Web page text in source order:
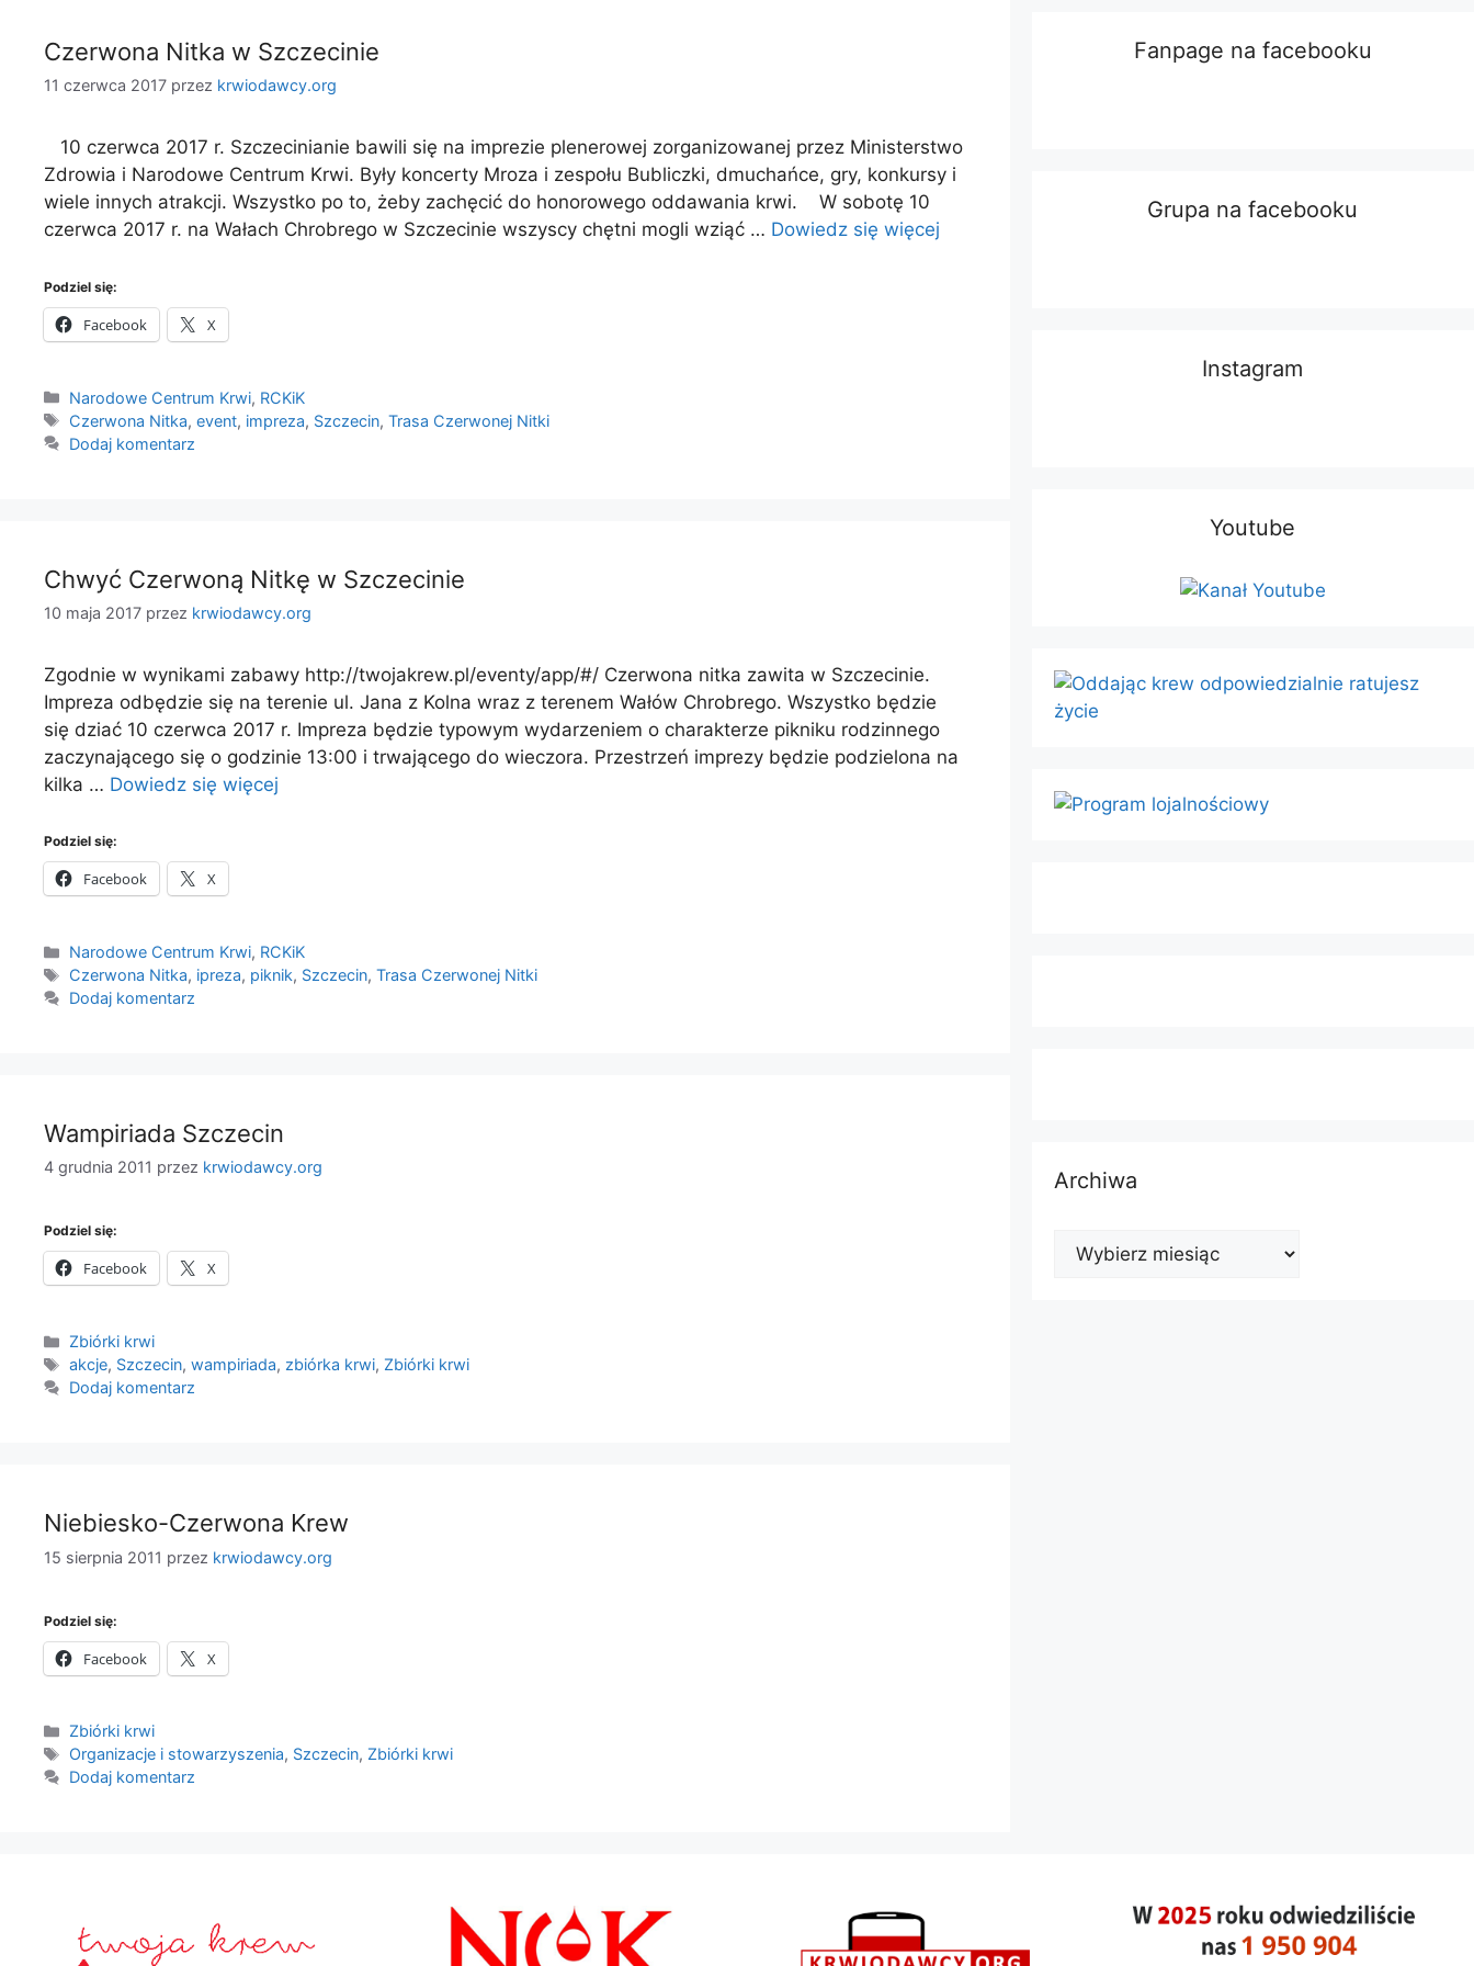
Czerwona Nitka w Szczecinie
11 czerwca 2017 przez krwiodawcy.org
10 czerwca 2017 r. Szczecinianie bawili się na imprezie plenerowej zorganizowanej przez Ministerstwo
Zdrowia i Narodowe Centrum Krwi. Były koncerty Mroza i zespołu Bubliczki, dmuchańce, gry, konkursy i
wiele innych atrakcji. Wszystko po to, żeby zachęcić do honorowego oddawania krwi. W sobotę 10
czerwca 2017 r. na Wałach Chrobrego w Szczecinie wszyscy chętni mogli wziąć … Dowiedz się więcej
Podziel się:
Facebook X
Kategorie
Narodowe Centrum Krwi, RCKiK
Tagi
Czerwona Nitka,event, impreza, Szczecin,Trasa Czerwonej Nitki
Dodaj komentarz
Chwyć Czerwoną Nitkę w Szczecinie
10 maja 2017 przez krwiodawcy.org
Zgodnie w wynikami zabawy http://twojakrew.pl/eventy/app/#/ Czerwona nitka zawita w Szczecinie.
Impreza odbędzie się na terenie ul. Jana z Kolna wraz z terenem Wałów Chrobrego. Wszystko będzie
się dziać 10 czerwca 2017 r. Impreza będzie typowym wydarzeniem o charakterze pikniku rodzinnego
zaczynającego się o godzinie 13:00 i trwającego do wieczora. Przestrzeń imprezy będzie podzielona na
kilka … Dowiedz się więcej
Podziel się:
Facebook X
Kategorie
Narodowe Centrum Krwi, RCKiK
Tagi
Czerwona Nitka, ipreza, piknik, Szczecin,Trasa Czerwonej Nitki
Dodaj komentarz
Wampiriada Szczecin
4 grudnia 2011 przez krwiodawcy.org
Podziel się:
Facebook X
Kategorie
Zbiórki krwi
Tagi
akcje, Szczecin,wampiriada, zbiórka krwi, Zbiórki krwi
Dodaj komentarz
Niebiesko-Czerwona Krew
15 sierpnia 2011 przez krwiodawcy.org
Podziel się:
Facebook X
Kategorie
Zbiórki krwi
Tagi
Organizacje i stowarzyszenia, Szczecin, Zbiórki krwi
Dodaj komentarz
Fanpage na facebooku
Grupa na facebooku
Instagram
Youtube
Archiwa
Archiwa